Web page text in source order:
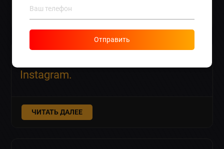
ЧИТАТЬ ДАЛЕЕ
Instagram.
ЧИТАТЬ ДАЛЕЕ
Отправить